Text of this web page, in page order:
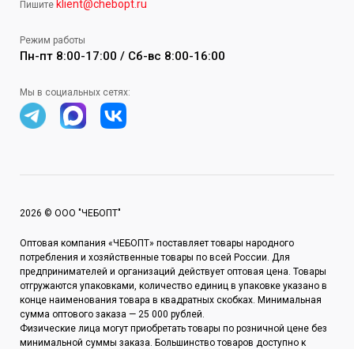
Пишите klient@chebopt.ru
Режим работы
Пн-пт 8:00-17:00 / Сб-вс 8:00-16:00
Мы в социальных сетях:
2026 © ООО "ЧЕБОПТ"
Оптовая компания «ЧЕБОПТ» поставляет товары народного
потребления и хозяйственные товары по всей России. Для
предпринимателей и организаций действует оптовая цена. Товары
отгружаются упаковками, количество единиц в упаковке указано в
конце наименования товара в квадратных скобках. Минимальная
сумма оптового заказа — 25 000 рублей.
Физические лица могут приобретать товары по розничной цене без
минимальной суммы заказа. Большинство товаров доступно к